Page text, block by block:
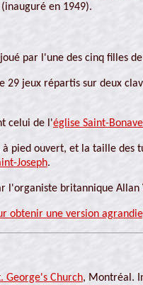
en 1949).
par l'une des cinq filles de
jeux répartis sur deux
celui de l'église Saint-
ouvert, et la taille
Joseph.
l'organiste britannique Allan
obtenir une version agrandie]
George's Church, Montréal.